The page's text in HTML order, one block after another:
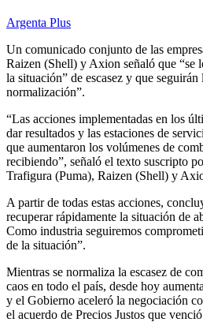
Argenta Plus
Un comunicado conjunto de las
Raizen (Shell) y Axion señaló que “se
la situación” de escasez y que seguirán
normalización”.
“Las acciones implementadas en los
dar resultados y las estaciones de
que aumentaron los volúmenes de
recibiendo”, señaló el texto suscripto
Trafigura (Puma), Raizen (Shell) y
A partir de todas estas acciones,
recuperar rápidamente la situación de
Como industria seguiremos
de la situación”.
Mientras se normaliza la escasez de
caos en todo el país, desde hoy
y el Gobierno aceleró la negociación
el acuerdo de Precios Justos que